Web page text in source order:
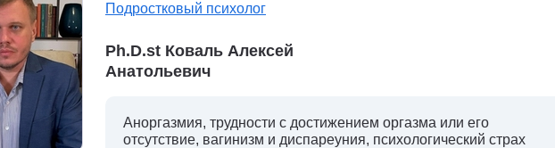
Подростковый психолог
Ph.D.st Коваль Алексей
Анатольевич
Аноргазмия, трудности с достижением оргазма или его
отсутствие, вагинизм и диспареуния, психологический страх